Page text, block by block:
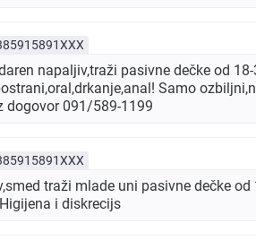
napaljiv,traži pasivne dečke od
Samo
dogovor 091/589-1199
traži mlade uni pasivne dečke od
i diskrecijs